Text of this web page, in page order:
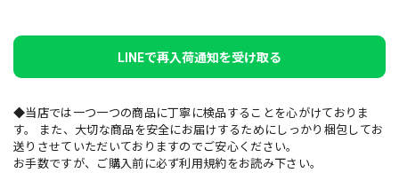
LINEで再入荷通知を受け取る
◆当店では一つ一つの商品に丁寧に検品することを心がけておりま
す。 また、大切な商品を安全にお届けするためにしっかり梱包してお
送りさせていただいておりますのでご安心ください。
お手数ですが、ご購入前に必ず利用規約をお読み下さい。